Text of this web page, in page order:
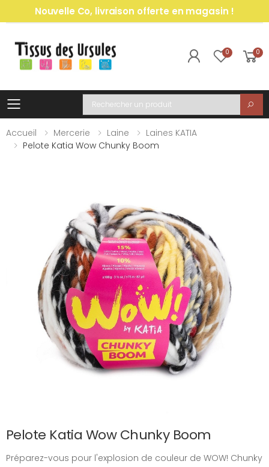
Nouvelle Co, livraison offerte en magasin !
0 0
Toggle mobile menu
Recherche
Accueil
Mercerie Laine
Laines KATIA
Pelote Katia Wow Chunky Boom
Pelote Katia Wow Chunky Boom
Préparez-vous pour l'explosion de couleur de WOW! Chunky